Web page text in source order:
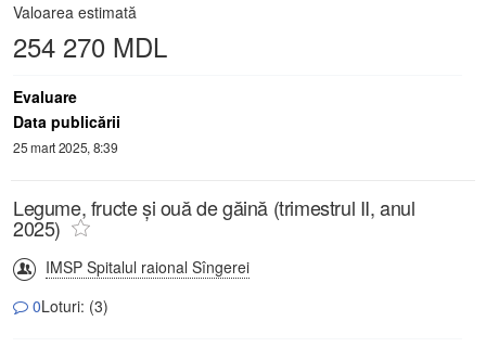
Valoarea estimată
254 270 MDL
Evaluare
Data publicării
25 mart 2025, 8:39
Legume, fructe și ouă de găină (trimestrul II, anul
2025)
IMSP Spitalul raional Sîngerei
0Loturi: (3)